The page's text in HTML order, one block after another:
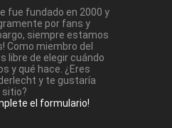
fue fundado en 2000 y
por fans y
siempre estamos
Como miembro del
libre de elegir cuándo
y qué hace. ¿Eres
y te gustaría
el formulario!